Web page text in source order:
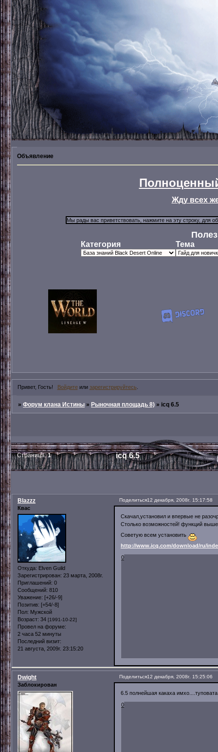
Объявление
Жду всех
Категория Тема
Привет, Гость! Войдитеили зарегистрируйтесь
»Форум клана Истины »Рыночная площадь 8) » icq 6.5
icq 6.5
Страница:1
Поделиться12 декабря, 2008г. 15:17:58
Blazzz
Квас
Откуда: Elven Guild
Зарегистрирован: 23 марта, 2008г.
Приглашений: 0
Сообщений: 810
Уважение: [+26/-9]
Позитив: [+54/-8]
Пол: Мужской
Возраст: 34 [1991-10-22]
Провел на форуме:
2 часа 52 минуты
Последний визит:
21 августа, 2009г. 23:15:20
Скачал,установил и впервые не
Столько возможностей! функций
Советую всем установить
http://www.icq.com/download/ru/
0
Поделиться12 декабря, 2008г. 15:25:06
Dwight
Заблокирован
6.5 полнейшая какаха
0